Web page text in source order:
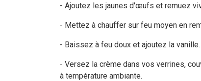
- Ajoutez les jaunes d'œufs et remuez
- Mettez à chauffer sur feu moyen en
- Baissez à feu doux et ajoutez la
- Versez la crème dans vos verrines,
à température ambiante.